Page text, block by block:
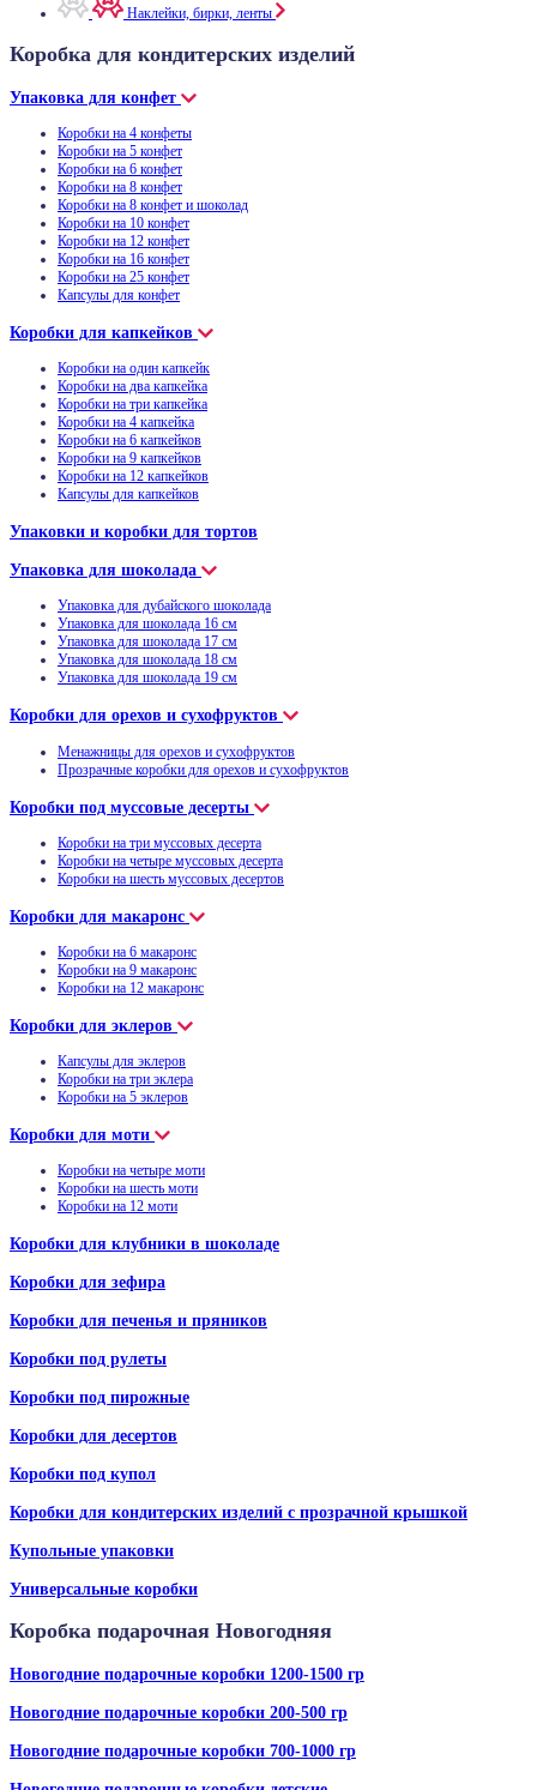
Наклейки, бирки, ленты
Коробка для кондитерских изделий
Упаковка для конфет
Коробки на 4 конфеты
Коробки на 5 конфет
Коробки на 6 конфет
Коробки на 8 конфет
Коробки на 8 конфет и шоколад
Коробки на 10 конфет
Коробки на 12 конфет
Коробки на 16 конфет
Коробки на 25 конфет
Капсулы для конфет
Коробки для капкейков
Коробки на один капкейк
Коробки на два капкейка
Коробки на три капкейка
Коробки на 4 капкейка
Коробки на 6 капкейков
Коробки на 9 капкейков
Коробки на 12 капкейков
Капсулы для капкейков
Упаковки и коробки для тортов
Упаковка для шоколада
Упаковка для дубайского шоколада
Упаковка для шоколада 16 см
Упаковка для шоколада 17 см
Упаковка для шоколада 18 см
Упаковка для шоколада 19 см
Коробки для орехов и сухофруктов
Менажницы для орехов и сухофруктов
Прозрачные коробки для орехов и сухофруктов
Коробки под муссовые десерты
Коробки на три муссовых десерта
Коробки на четыре муссовых десерта
Коробки на шесть муссовых десертов
Коробки для макаронс
Коробки на 6 макаронс
Коробки на 9 макаронс
Коробки на 12 макаронс
Коробки для эклеров
Капсулы для эклеров
Коробки на три эклера
Коробки на 5 эклеров
Коробки для моти
Коробки на четыре моти
Коробки на шесть моти
Коробки на 12 моти
Коробки для клубники в шоколаде
Коробки для зефира
Коробки для печенья и пряников
Коробки под рулеты
Коробки под пирожные
Коробки для десертов
Коробки под купол
Коробки для кондитерских изделий с прозрачной крышкой
Купольные упаковки
Универсальные коробки
Коробка подарочная Новогодняя
Новогодние подарочные коробки 1200-1500 гр
Новогодние подарочные коробки 200-500 гр
Новогодние подарочные коробки 700-1000 гр